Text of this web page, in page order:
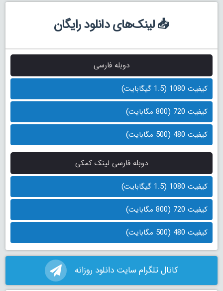
📥 لینک‌های دانلود رایگان
دوبله فارسی
کیفیت 1080 (1.5 گیگابایت)
کیفیت 720 (800 مگابایت)
کیفیت 480 (500 مگابایت)
دوبله فارسی لینک کمکی
کیفیت 1080 (1.5 گیگابایت)
کیفیت 720 (800 مگابایت)
کیفیت 480 (500 مگابایت)
کانال تلگرام سایت دانلود روزانه